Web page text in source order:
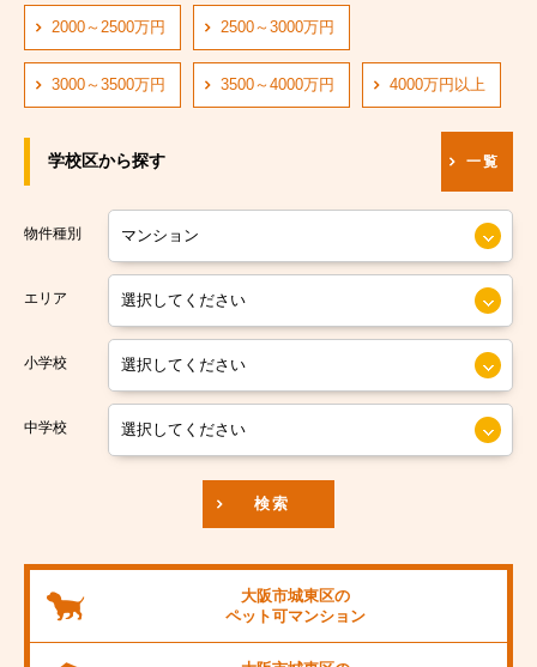
大阪市東住吉区
大阪市西成区
大阪市住之江区
大阪市平野区
大阪市北区
大阪市中央区
阪神なんば線
阪急神戸線
阪堺電軌阪堺線
大阪市営今里筋線
大阪市営堺筋線
南海本線
南海汐見橋線
京阪本線
2000～2500万円 2500～3000万円
3000～3500万円 3500～4000万円 4000万円以上
学校区から探す 一覧
物件種別
エリア
小学校
中学校
検索
大阪市城東区の
ペット可マンション